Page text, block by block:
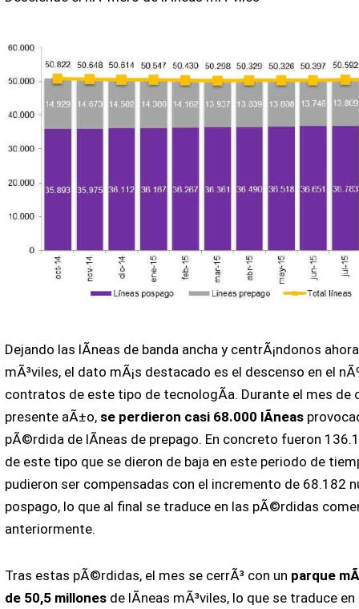
Dejando las lÃ­neas de banda ancha y centrÃ¡ndonos
mÃ³viles, el dato mÃ¡s destacado es el descenso en el
contratos de este tipo de tecnologÃ­a. Durante el mes de
presente aÃ±o, se perdieron casi 68.000 lÃ­neas
pÃ©rdida de lÃ­neas de prepago. En concreto fueron
de este tipo que se dieron de baja en este periodo de
pudieron ser compensadas con el incremento de 68.182
pospago, lo que al final se traduce en las pÃ©rdidas
anteriormente.
Tras estas pÃ©rdidas, el mes se cerrÃ³ con un parque
de 50,5 millonesde lÃ­neas mÃ³viles, lo que se traduce en